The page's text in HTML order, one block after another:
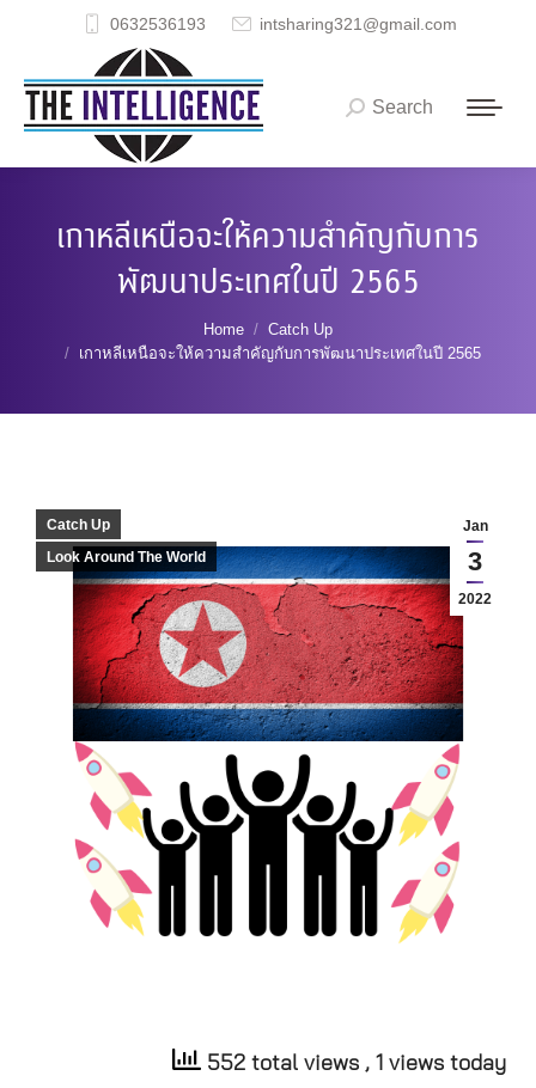
0632536193 intsharing321@gmail.com
Search:
Search
เกาหลีเหนือจะให้ความสำคัญกับการ
พัฒนาประเทศในปี 2565
Home
Catch Up
เกาหลีเหนือจะให้ความสำคัญกับการพัฒนาประเทศในปี 2565
Jan
3
2022
Catch Up
Look Around The World
552 total views , 1 views today